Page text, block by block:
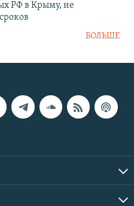
РФ в Крыму, не
БОЛЬШЕ